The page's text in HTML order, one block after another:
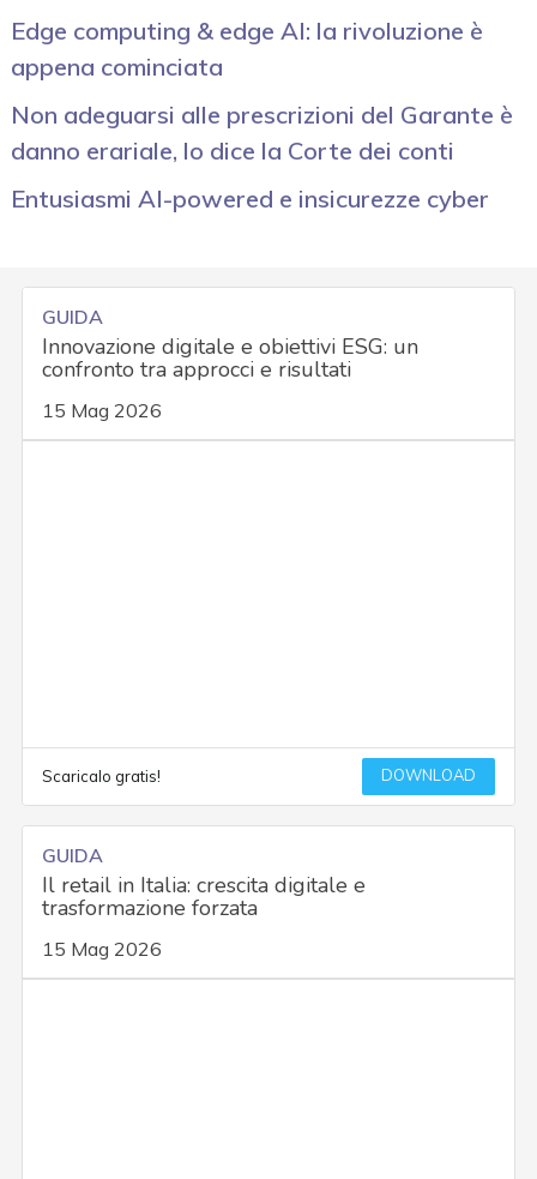
Edge computing & edge AI: la rivoluzione è
appena cominciata
Non adeguarsi alle prescrizioni del Garante è
danno erariale, lo dice la Corte dei conti
Entusiasmi AI-powered e insicurezze cyber
GUIDA
Innovazione digitale e obiettivi ESG: un
confronto tra approcci e risultati
15 Mag 2026
Scaricalo gratis! DOWNLOAD
GUIDA
Il retail in Italia: crescita digitale e
trasformazione forzata
15 Mag 2026